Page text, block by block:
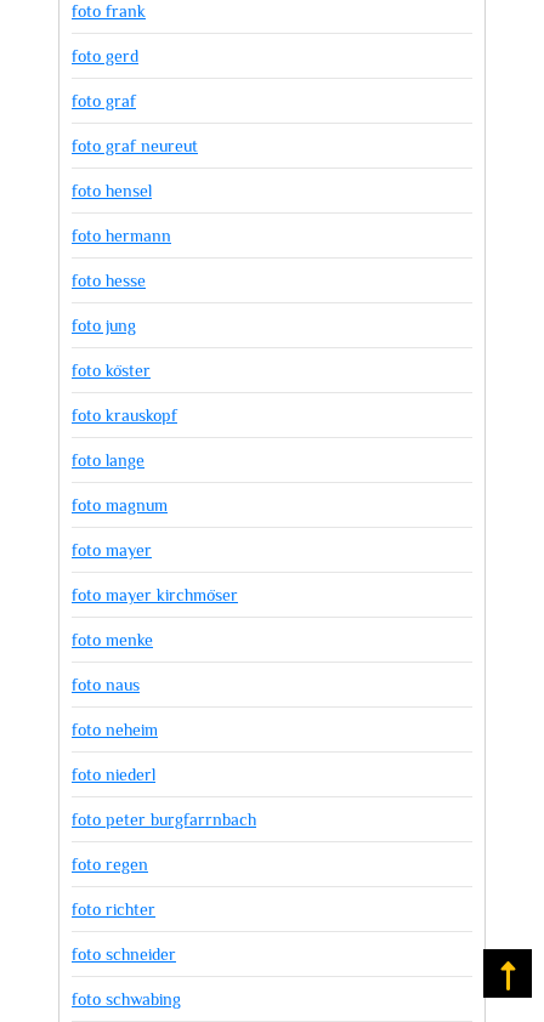
foto frank
foto gerd
foto graf
foto graf neureut
foto hensel
foto hermann
foto hesse
foto jung
foto köster
foto krauskopf
foto lange
foto magnum
foto mayer
foto mayer kirchmöser
foto menke
foto naus
foto neheim
foto niederl
foto peter burgfarrnbach
foto regen
foto richter
foto schneider
foto schwabing